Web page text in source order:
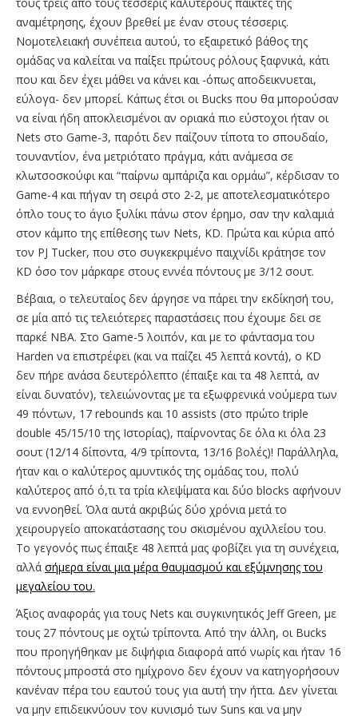
αναμέτρησης, έχουν βρεθεί με έναν στους τέσσερις.
Νομοτελειακή συνέπεια αυτού, το εξαιρετικό βάθος της
ομάδας να καλείται να παίξει πρώτους ρόλους ξαφνικά, κάτι
που και δεν έχει μάθει να κάνει και -όπως αποδεικνυεται,
εύλογα- δεν μπορεί. Κάπως έτσι οι Bucks που θα μπορούσαν
να είναι ήδη αποκλεισμένοι αν οριακά πιο εύστοχοι ήταν οι
Nets στο Game-3, παρότι δεν παίζουν τίποτα το σπουδαίο,
τουναντίον, ένα μετριότατο πράγμα, κάτι ανάμεσα σε
κλωτσοσκούφι και “παίρνω αμπάριζα και ορμάω”, κέρδισαν το
Game-4 και πήγαν τη σειρά στο 2-2, με αποτελεσματικότερο
όπλο τους το άγιο ξυλίκι πάνω στον έρημο, σαν την καλαμιά
στον κάμπο της επίθεσης των Nets, KD. Πρώτα και κύρια από
τον PJ Tucker, που στο συγκεκριμένο παιχνίδι κράτησε τον
KD όσο τον μάρκαρε στους εννέα πόντους με 3/12 σουτ.
Βέβαια, ο τελευταίος δεν άργησε να πάρει την εκδίκησή του,
σε μία από τις τελειότερες παραστάσεις που έχουμε δει σε
παρκέ NBA. Στο Game-5 λοιπόν, και με το φάντασμα του
Harden να επιστρέφει (και να παίζει 45 λεπτά κοντά), ο KD
δεν πήρε ανάσα δευτερόλεπτο (έπαιξε και τα 48 λεπτά, αν
είναι δυνατόν), τελειώνοντας με τα εξωφρενικά νούμερα των
49 πόντων, 17 rebounds και 10 assists (στο πρώτο triple
double 45/15/10 της Ιστορίας), παίρνοντας δε όλα κι όλα 23
σουτ (12/14 δίποντα, 4/9 τρίποντα, 13/16 βολές)! Παράλληλα,
ήταν και ο καλύτερος αμυντικός της ομάδας του, πολύ
καλύτερος από ό,τι τα τρία κλεψίματα και δύο blocks αφήνουν
να εννοηθεί. Όλα αυτά ακριβώς δύο χρόνια μετά το
χειρουργείο αποκατάστασης του σκισμένου αχιλλείου του.
Το γεγονός πως έπαιξε 48 λεπτά μας φοβίζει για τη συνέχεια,
αλλά σήμερα είναι μια μέρα θαυμασμού και εξύμνησης του
μεγαλείου του.
Άξιος αναφοράς για τους Nets και συγκινητικός Jeff Green, με
τους 27 πόντους με οχτώ τρίποντα. Από την άλλη, οι Bucks
που προηγήθηκαν με διψήφια διαφορά από νωρίς και ήταν 16
πόντους μπροστά στο ημίχρονο δεν έχουν να κατηγορήσουν
κανέναν πέρα του εαυτού τους για αυτή την ήττα. Δεν γίνεται
να μην επιδεικνύουν τον κυνισμό των Suns και να μην